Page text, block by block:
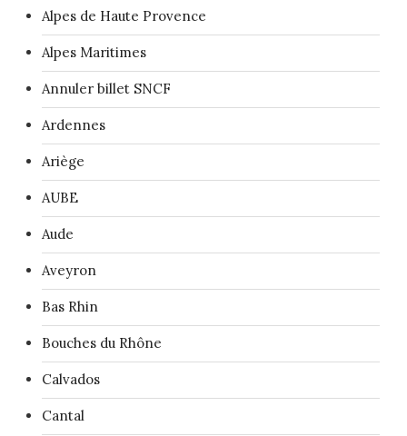
Alpes de Haute Provence
Alpes Maritimes
Annuler billet SNCF
Ardennes
Ariège
AUBE
Aude
Aveyron
Bas Rhin
Bouches du Rhône
Calvados
Cantal